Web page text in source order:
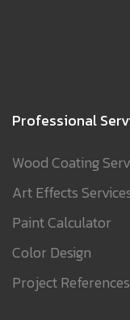
Professional
Wood Coating
Art Effects
Paint Calculator
Color Design
Project References